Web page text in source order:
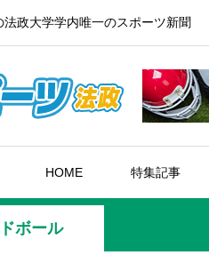
法政大学学内唯一のスポーツ新聞
HOME 特集記事
ボール